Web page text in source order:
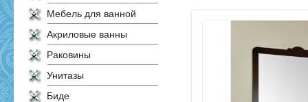
Мебель для ванной
Акриловые ванны
Раковины
Унитазы
Биде